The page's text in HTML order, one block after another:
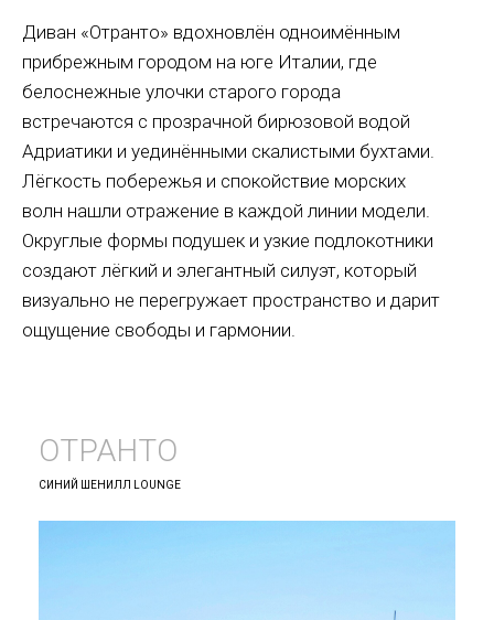
Диван «Отранто» вдохновлён одноимённым
прибрежным городом на юге Италии, где
белоснежные улочки старого города
встречаются с прозрачной бирюзовой водой
Адриатики и уединёнными скалистыми бухтами.
Лёгкость побережья и спокойствие морских
волн нашли отражение в каждой линии модели.
Округлые формы подушек и узкие подлокотники
создают лёгкий и элегантный силуэт, который
визуально не перегружает пространство и дарит
ощущение свободы и гармонии.
ОТРАНТО
СИНИЙ ШЕНИЛЛ LOUNGE